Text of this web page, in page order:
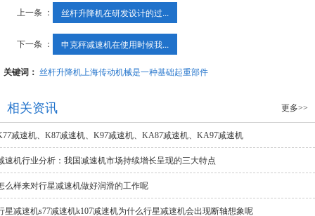
上一条 ： 丝杆升降机在研发设计的过...
下一条 ： 申克秤减速机在使用时候我...
关键词： 丝杆升降机上海传动机械是一种基础起重部件
相关资讯 更多>>
减速机、K87减速机、K97减速机、KA87减速机、KA97减速机
速机行业分析：我国减速机市场持续增长呈现的三大特点
么样来对行星减速机做好润滑的工作呢
星减速机s77减速机k107减速机为什么行星减速机会出现断轴想象呢